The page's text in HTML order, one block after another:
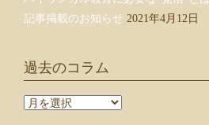
記事掲載のお知らせ 2021年4月12日
過去のコラム
過